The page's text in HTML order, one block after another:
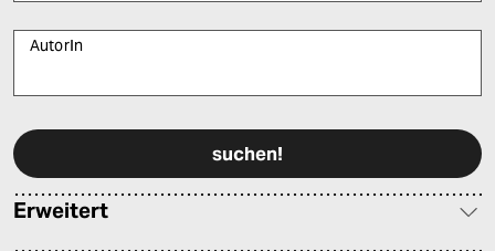
AutorIn
Erweitert